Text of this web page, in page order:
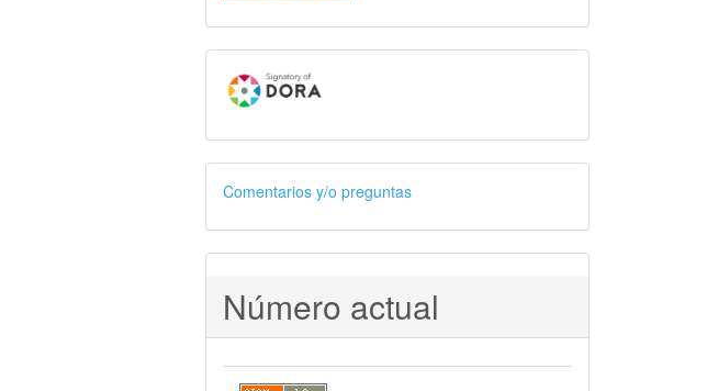
Comentarios y/o preguntas
Número actual